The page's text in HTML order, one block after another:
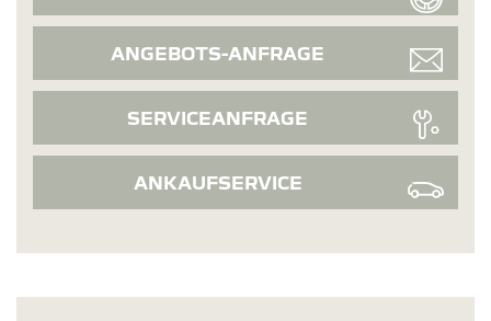
ANGEBOTS-ANFRAGE
SERVICEANFRAGE
ANKAUFSERVICE